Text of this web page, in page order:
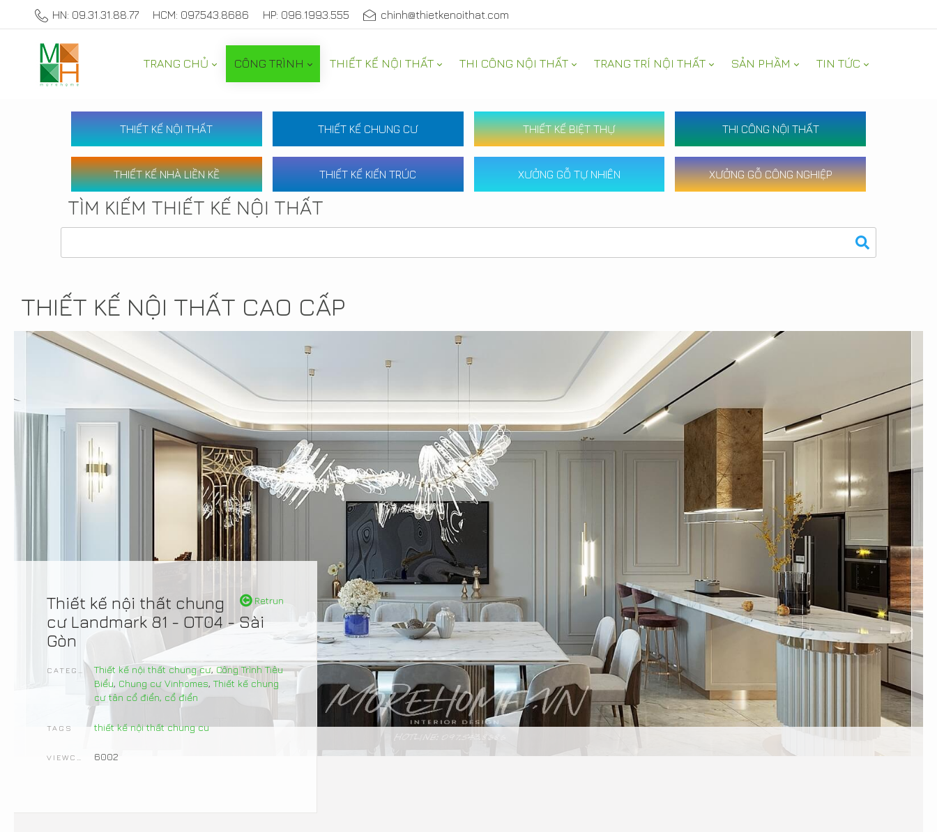
HN: 09.31.31.88.77 HCM: 097.543.8686 HP: 096.1993.555 chinh@thietkenoithat.com
TRANG CHỦ CÔNG TRÌNH THIẾT KẾ NỘI THẤT THI CÔNG NỘI THẤT TRANG TRÍ NỘI THẤT SẢN PHẦM TIN TỨC
THIẾT KẾ NỘI THẤT THIẾT KẾ CHUNG CƯ THIẾT KẾ BIỆT THỰ THI CÔNG NỘI THẤT
THIẾT KẾ NHÀ LIỀN KỀ THIẾT KẾ KIẾN TRÚC XƯỞNG GỖ TỰ NHIÊN XƯỞNG GỖ CÔNG NGHIỆP
TÌM KIẾM THIẾT KẾ NỘI THẤT
THIẾT KẾ NỘI THẤT CAO CẤP
Retrun
Thiết kế nội thất chung
cư Landmark 81 - OT04 - Sài
Gòn
Thiết kế nội thất chung cư,Công Trình Tiêu
Biểu, Chung cư Vinhomes, Thiết kế chung
cư tân cổ điển, cổ điển
TAGS thiết kế nội thất chung cu
6002